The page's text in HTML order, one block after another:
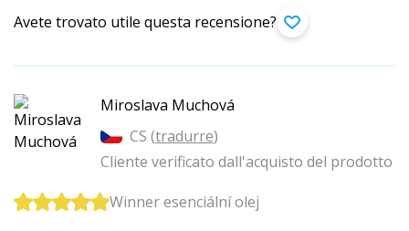
Avete trovato utile questa recensione?
Miroslava Muchová
CS (tradurre)
Cliente verificato dall'acquisto del prodotto
Winner esenciální olej